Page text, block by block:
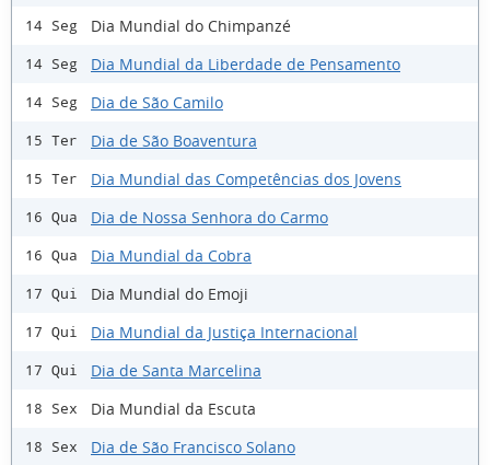
14 Seg Dia Mundial do Chimpanzé
14 Seg Dia Mundial da Liberdade de Pensamento
14 Seg Dia de São Camilo
15 Ter Dia de São Boaventura
15 Ter Dia Mundial das Competências dos Jovens
16 Qua Dia de Nossa Senhora do Carmo
16 Qua Dia Mundial da Cobra
17 Qui Dia Mundial do Emoji
17 Qui Dia Mundial da Justiça Internacional
17 Qui Dia de Santa Marcelina
18 Sex Dia Mundial da Escuta
18 Sex Dia de São Francisco Solano